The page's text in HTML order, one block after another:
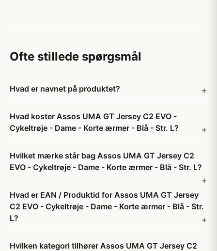
Ofte stillede spørgsmål
Hvad er navnet på produktet?
Hvad koster Assos UMA GT Jersey C2 EVO -
Cykeltrøje - Dame - Korte ærmer - Blå - Str. L?
Hvilket mærke står bag Assos UMA GT Jersey C2
EVO - Cykeltrøje - Dame - Korte ærmer - Blå - Str. L?
Hvad er EAN / Produktid for Assos UMA GT Jersey
C2 EVO - Cykeltrøje - Dame - Korte ærmer - Blå - Str.
L?
Hvilken kategori tilhører Assos UMA GT Jersey C2